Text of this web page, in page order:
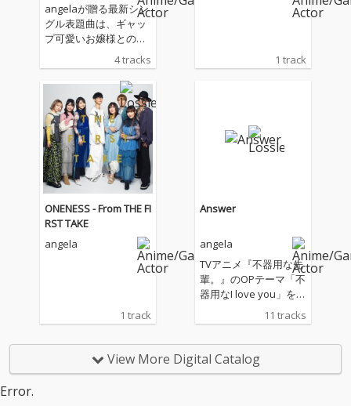
angelaが贈る最新シン
グル表題曲は、ギャッ
プ可愛いお嬢様との主
従を越えて始まる恋物
語―TVアニメ『才女の
お世話』OPテーマ!キ
ャッチーなお世話ソン
グと夏夏夏ソングをお
届け!
4 tracks 1 track
ONENESS - From THE FI
RST TAKE
angela
1 track
Answer
angela
TVアニメ『不器用な先
輩。』のOPテーマ「不
器用なI love you」を含
む新録５曲に加え、レ
ーベルメイトである蒼
「晴れのちハレル
ヤ！」、大人気曲のカ
11 tracks
View More Digital Catalog
Error.